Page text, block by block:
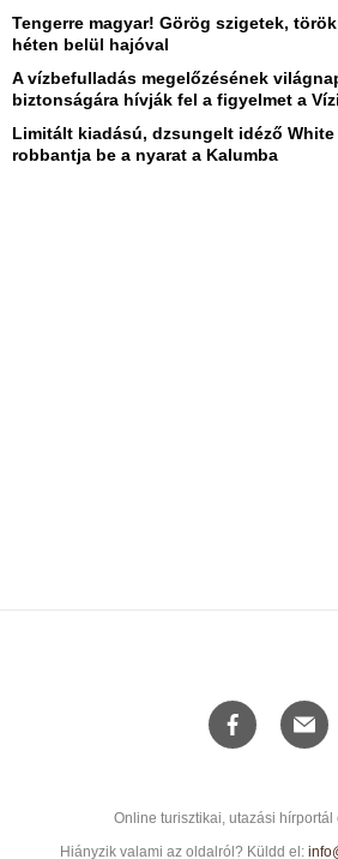
Tengerre magyar! Görög szigetek,
héten belül hajóval
A vízbefulladás megelőzésének
biztonságára hívják fel a figyelmet a
Limitált kiadású, dzsungelt idéző
robbantja be a nyarat a Kalumba
Online turisztikai, utazási hírportál
Hiányzik valami az oldalról? Küldd el: